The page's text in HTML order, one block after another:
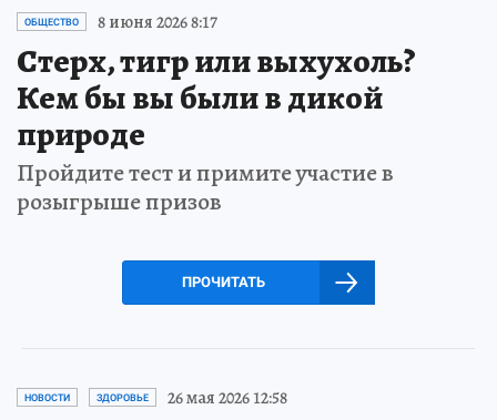
ОБЩЕСТВО 8 июня 2026 8:17
Стерх, тигр или выхухоль?
Кем бы вы были в дикой
природе
Пройдите тест и примите участие в
розыгрыше призов
ПРОЧИТАТЬ
НОВОСТИ ЗДОРОВЬЕ 26 мая 2026 12:58